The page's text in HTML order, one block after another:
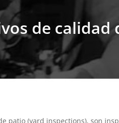
de calidad
patio (yard inspections), son